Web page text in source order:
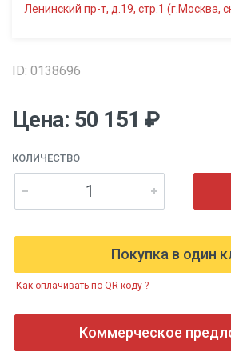
Ленинский пр-т, д.19, стр.1 (г.Москва,
ID: 0138696
Цена: 50 151 ₽
КОЛИЧЕСТВО
Покупка в один
Как оплачивать по QR коду ?
Коммерческое